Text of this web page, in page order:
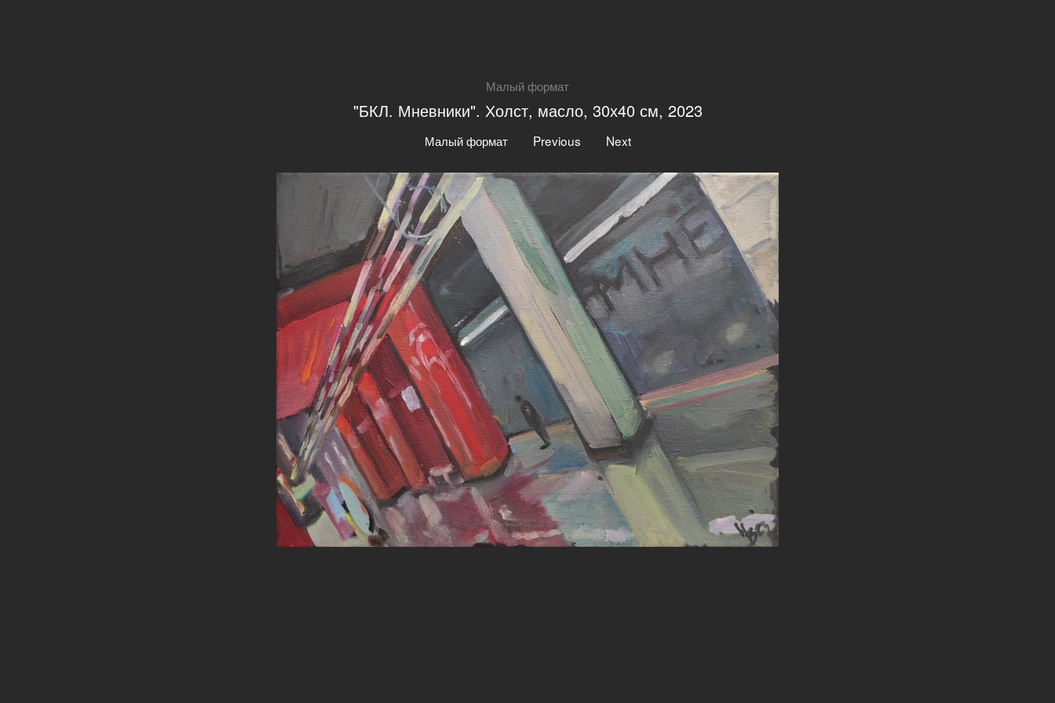
Малый формат
"БКЛ. Мневники". Холст, масло, 30х40 см, 2023
Малый формат Previous Next